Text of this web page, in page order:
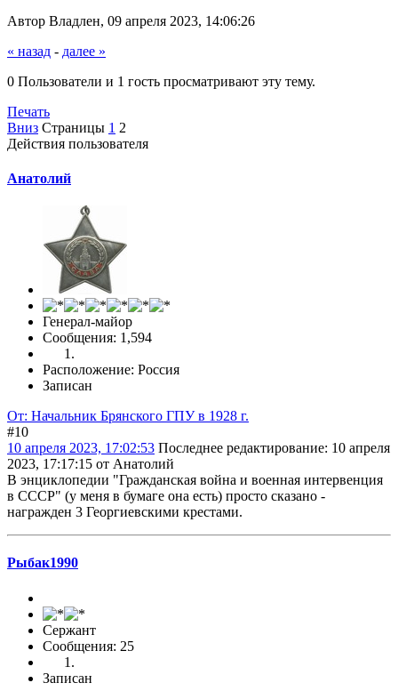
Автор Владлен, 09 апреля 2023, 14:06:26
« назад - далее »
0 Пользователи и 1 гость просматривают эту тему.
Печать
Вниз Страницы 1 2
Действия пользователя
Анатолий
Генерал-майор
Сообщения: 1,594
Расположение: Россия
Записан
От: Начальник Брянского ГПУ в 1928 г.
#10
10 апреля 2023, 17:02:53 Последнее редактирование: 10 апреля
2023, 17:17:15 от Анатолий
В энциклопедии "Гражданская война и военная интервенция
в СССР" (у меня в бумаге она есть) просто сказано -
награжден 3 Георгиевскими крестами.
Рыбак1990
Сержант
Сообщения: 25
Записан